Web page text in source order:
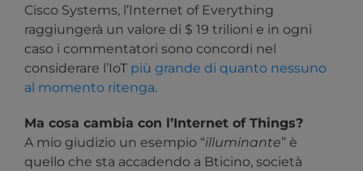
Cisco Systems, l’Internet of Everything
raggiungerà un valore di $ 19 trilioni e in ogni
caso i commentatori sono concordi nel
considerare l’IoT più grande di quanto nessuno
al momento ritenga.
Ma cosa cambia con l’Internet of Things?
A mio giudizio un esempio “illuminante” è
quello che sta accadendo a Bticino, società